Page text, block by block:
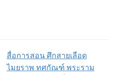
สื่อการสอน ศึกสายเลือด
ไมยราพ ทศกัณฑ์ พระราม